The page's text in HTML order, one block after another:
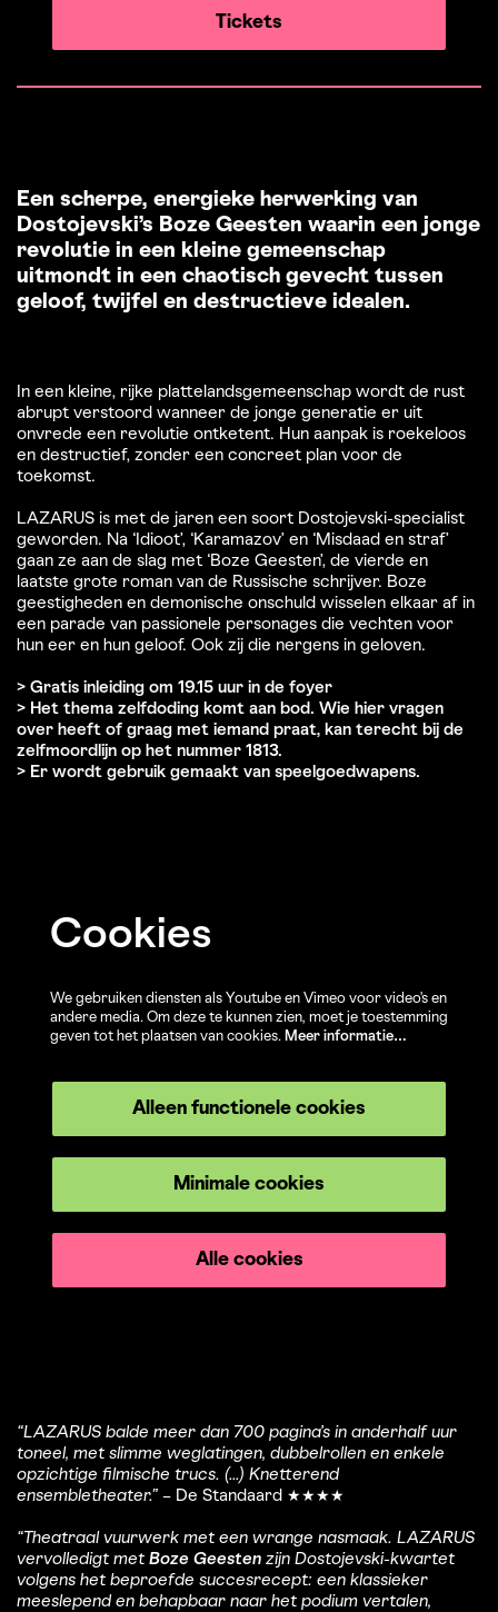
Tickets
Een scherpe, energieke herwerking van
Dostojevski’s Boze Geesten waarin een jonge
revolutie in een kleine gemeenschap
uitmondt in een chaotisch gevecht tussen
geloof, twijfel en destructieve idealen.
In een kleine, rijke plattelandsgemeenschap wordt de rust
abrupt verstoord wanneer de jonge generatie er uit
onvrede een revolutie ontketent. Hun aanpak is roekeloos
en destructief, zonder een concreet plan voor de
toekomst.
LAZARUS is met de jaren een soort Dostojevski-specialist
geworden. Na ‘Idioot’, ‘Karamazov’ en ‘Misdaad en straf’
gaan ze aan de slag met ‘Boze Geesten’, de vierde en
laatste grote roman van de Russische schrijver. Boze
geestigheden en demonische onschuld wisselen elkaar af in
een parade van passionele personages die vechten voor
hun eer en hun geloof. Ook zij die nergens in geloven.
> Gratis inleiding om 19.15 uur in de foyer
> Het thema zelfdoding komt aan bod. Wie hier vragen
over heeft of graag met iemand praat, kan terecht bij de
zelfmoordlijn op het nummer 1813.
> Er wordt gebruik gemaakt van speelgoedwapens.
Cookies
We gebruiken diensten als Youtube en Vimeo voor video's en
andere media. Om deze te kunnen zien, moet je toestemming
geven tot het plaatsen van cookies. Meer informatie…
Alleen functionele cookies
Minimale cookies
Alle cookies
“LAZARUS balde meer dan 700 pagina’s in anderhalf uur
toneel, met slimme weglatingen, dubbelrollen en enkele
opzichtige filmische trucs. (...) Knetterend
ensembletheater.” – De Standaard ★★★★
“Theatraal vuurwerk met een wrange nasmaak. LAZARUS
vervolledigt met Boze Geesten zijn Dostojevski-kwartet
volgens het beproefde succesrecept: een klassieker
meeslepend en behapbaar naar het podium vertalen,